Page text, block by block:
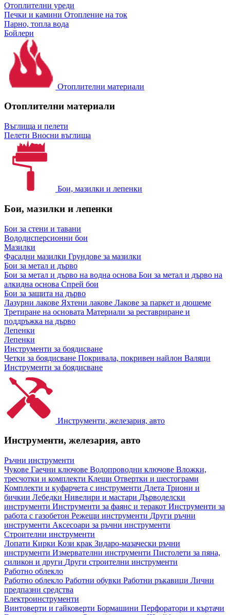
Отоплителни уреди
Печки и камини Отопление на ток
Парно, топла вода
Бойлери
Отоплителни материали
Отоплителни материали
Въглища и пелети
Пелети Вносни въглища
Бои, мазилки и лепенки
Бои, мазилки и лепенки
Бои за стени и тавани
Вододисперсионни бои
Мазилки
Фасадни мазилки Грундове за мазилки
Бои за метал и дърво
Бои за метал и дърво на водна основа Бои за метал и дърво на
алкидна основа Спрей бои
Бои за защита на дърво
Лазурни лакове Яхтени лакове Лакове за паркет и дюшеме
Третиране на основата Материали за реставриране и
поддръжка на дърво
Лепенки
Лепенки
Инструменти за боядисване
Четки за боядисване Покривала, покривен найлон Валяци
Инструменти за боядисване
Инструменти, железария, авто
Инструменти, железария, авто
Ръчни инструменти
Чукове Гаечни ключове Водопроводни ключове Вложки,
тресчотки и комплекти Клещи Отвертки и шестограми
Комплекти и куфарчета с инструменти Длета Триони и
бичкии Лебедки Нивелири и мастари Дърводелски
инструменти Инструменти за фаянс и теракот Инструменти за
работа с газобетон Режещи инструменти Други ръчни
инструменти Аксесоари за ръчни инструменти
Строителни инструменти
Лопати Кирки Кози крак Зидаро-мазачески ръчни
инструменти Измервателни инструменти Пистолети за пяна,
силикон и други Други строителни инструменти
Работно облекло
Работно облекло Работни обувки Работни ръкавици Лични
предпазни средства
Електроинструменти
Винтоверти и гайковерти Бормашини Перфоратори и къртачи